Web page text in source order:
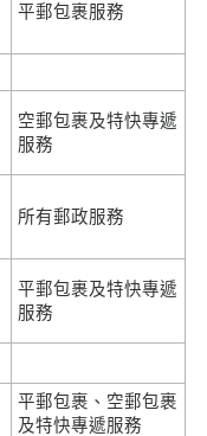
平郵包裹服務
空郵包裹及特快專遞
服務
所有郵政服務
平郵包裹及特快專遞
服務
平郵包裹、空郵包裹
及特快專遞服務